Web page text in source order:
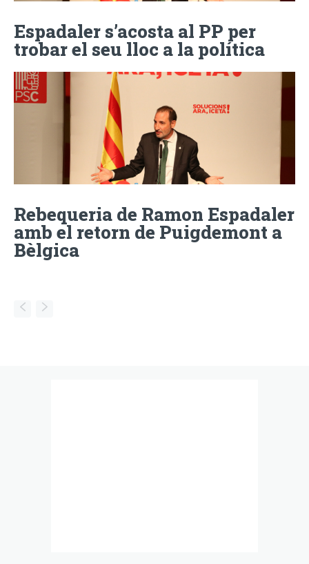
Espadaler s’acosta al PP per
trobar el seu lloc a la política
Rebequeria de Ramon Espadaler
amb el retorn de Puigdemont a
Bèlgica